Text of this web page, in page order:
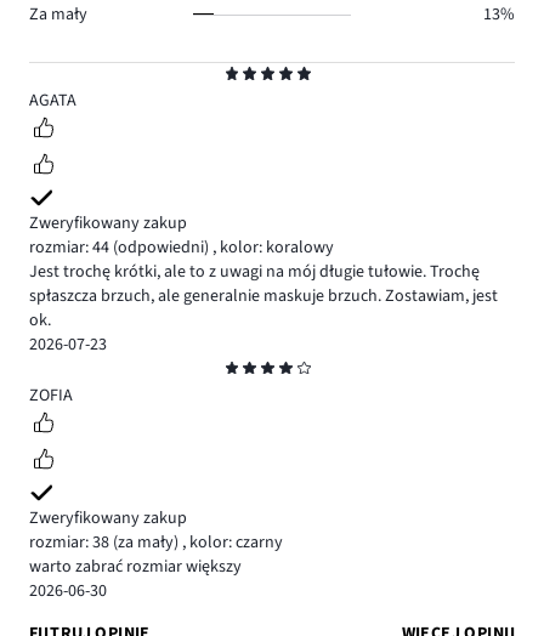
5
AGATA
Zweryfikowany zakup
rozmiar: 44 (odpowiedni) , kolor: koralowy
Jest trochę krótki, ale to z uwagi na mój długie tułowie. Trochę
spłaszcza brzuch, ale generalnie maskuje brzuch. Zostawiam, jest
ok.
2026-07-23
4
ZOFIA
Zweryfikowany zakup
rozmiar: 38 (za mały) , kolor: czarny
warto zabrać rozmiar większy
2026-06-30
Za mały
13%